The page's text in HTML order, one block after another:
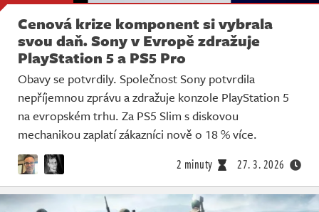
Cenová krize komponent si vybrala
svou daň. Sony v Evropě zdražuje
PlayStation 5 a PS5 Pro
Obavy se potvrdily. Společnost Sony potvrdila
nepříjemnou zprávu a zdražuje konzole PlayStation 5
na evropském trhu. Za PS5 Slim s diskovou
mechanikou zaplatí zákazníci nově o 18 % více.
2 minuty 27. 3. 2026